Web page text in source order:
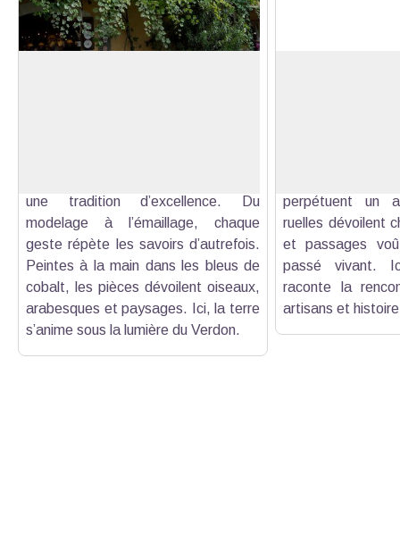
une tradition d’excellence. Du
modelage à l’émaillage, chaque
geste répète les savoirs d’autrefois.
Peintes à la main dans les bleus de
cobalt, les pièces dévoilent oiseaux,
arabesques et paysages. Ici, la terre
s’anime sous la lumière du Verdon.
perpétuent un
ruelles dévoilent
et passages
passé vivant.
raconte la
artisans et